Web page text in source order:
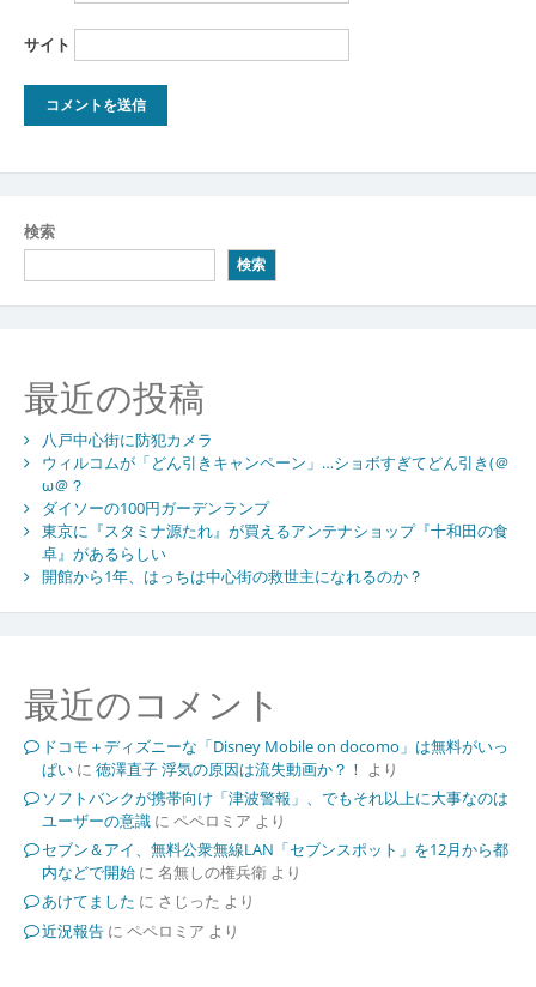
サイト
検索
検索
最近の投稿
八戸中心街に防犯カメラ
ウィルコムが「どん引きキャンペーン」…ショボすぎてどん引き(＠
ω＠？
ダイソーの100円ガーデンランプ
東京に『スタミナ源たれ』が買えるアンテナショップ『十和田の食
卓』があるらしい
開館から1年、はっちは中心街の救世主になれるのか？
最近のコメント
ドコモ＋ディズニーな「Disney Mobile on docomo」は無料がいっ
ぱいに 徳澤直子 浮気の原因は流失動画か？！ より
ソフトバンクが携帯向け「津波警報」、でもそれ以上に大事なのは
ユーザーの意識に ペペロミア より
セブン＆アイ、無料公衆無線LAN「セブンスポット」を12月から都
内などで開始に 名無しの権兵衛より
あけてました に さじった より
近況報告に ペペロミア より